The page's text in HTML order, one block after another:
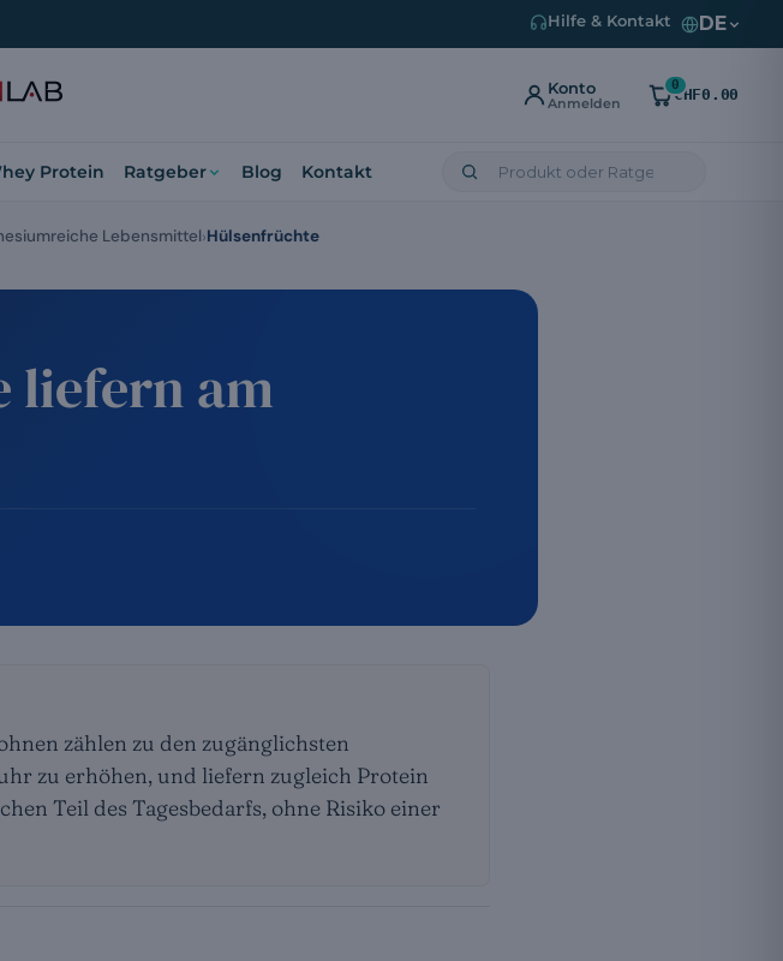
Hilfe & Kontakt DE
Konto
Anmelden
0
CHF0.00
Protein Ratgeber Blog Kontakt
liefern am
zählen zu den zugänglichsten
zu erhöhen, und liefern zugleich Protein
Teil des Tagesbedarfs, ohne Risiko einer
Lebensmittel Hülsenfrüchte